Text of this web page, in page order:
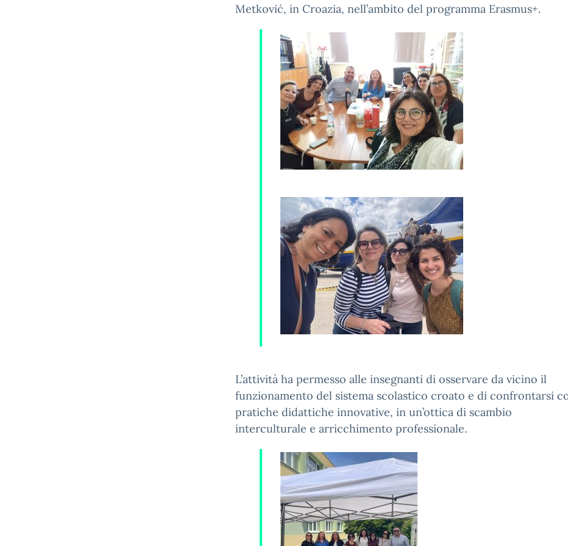
Metković, in Croazia, nell’ambito del programma Erasmus+.
L’attività ha permesso alle insegnanti di osservare da vicino il
funzionamento del sistema scolastico croato e di confrontarsi
pratiche didattiche innovative, in un’ottica di scambio
interculturale e arricchimento professionale.